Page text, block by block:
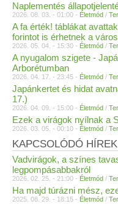
Naplementés
2026. 08. 03. - 01:00 - Életmód /
A fa érték! táblákat
forintot is érhetnek a
2026. 05. 04. - 15:30 - Életmód /
A nyugalom szigete -
Arborétumban
2026. 04. 17. - 23:45 - Életmód /
Japánkertet és hidat
17.)
2026. 04. 09. - 15:00 - Életmód /
Ezek a virágok nyílnak a
2026. 03. 05. - 00:10 - Életmód /
KAPCSOLÓDÓ HÍREK
Vadvirágok, a színes
legpompásabbakról
2026. 02. 25. - 21:00 - Életmód /
Ha majd túrázni mész,
2025. 08. 29. - 18:15 - Életmód /